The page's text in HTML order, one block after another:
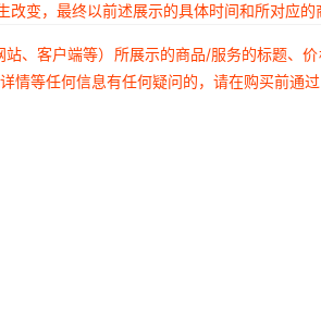
变，最终以前述展示的具体时间和所对应的
、客户端等）所展示的商品/服务的标题、
等任何信息有任何疑问的，请在购买前通